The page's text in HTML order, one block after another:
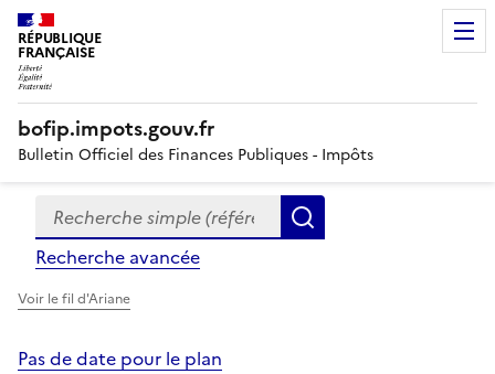
RÉPUBLIQUE
FRANÇAISE
bofip.impots.gouv.fr
Bulletin Officiel des Finances Publiques - Impôts
Formulaire
de
recherche
Recherche simple (références, mots clés, partie du
Recherche avancée
Voir le fil d'Ariane
Pas de date pour le plan